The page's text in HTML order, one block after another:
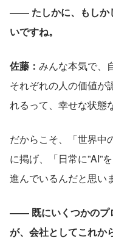
―― たしかに、もしか
いですね。
佐藤： みんな本気で、
それぞれの人の価値が
れるって、幸せな状態
だからこそ、「世界中
に掲げ、「日常に”AI”
進んでいるんだと思い
―― 既にいくつかのプ
が、会社としてこれか